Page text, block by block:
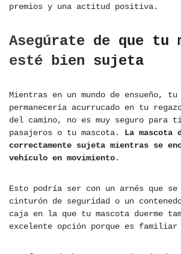
premios y una actitud positiva.
Asegúrate de que tu
esté bien sujeta
Mientras en un mundo de ensueño,
permanecería acurrucado en tu
del camino, no es muy seguro para
pasajeros o tu mascota. La mascota
correctamente sujeta mientras se
vehículo en movimiento.
Esto podría ser con un arnés que
cinturón de seguridad o un
caja en la que tu mascota duerme
excelente opción porque es